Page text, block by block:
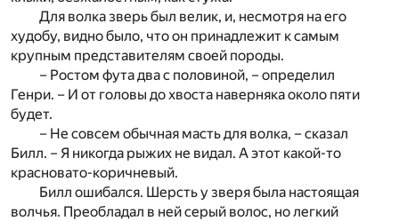
Для волка зверь был велик, и, несмотря на его
худобу, видно было, что он принадлежит к самым
крупным представителям своей породы.
– Ростом фута два с половиной, – определил
Генри. – И от головы до хвоста наверняка около пяти
будет.
– Не совсем обычная масть для волка, – сказал
Билл. – Я никогда рыжих не видал. А этот какой-то
красновато-коричневый.
Билл ошибался. Шерсть у зверя была настоящая
волчья. Преобладал в ней серый волос, но легкий